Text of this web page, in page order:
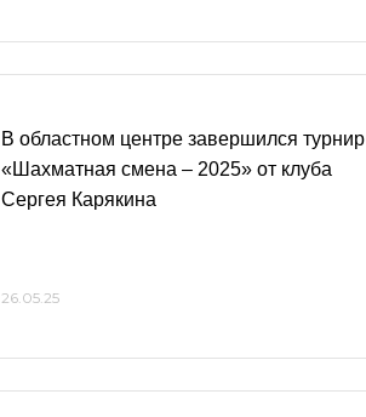
В областном центре завершился турнир
«Шахматная смена – 2025» от клуба
Сергея Карякина
26.05.25